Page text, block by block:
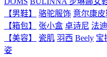
【男鞋】
骆驼服饰 意尔康皮
【箱包】
张小盒 卓诗尼 法
【美容】
瓷肌 羽西 Beely 宝
姿